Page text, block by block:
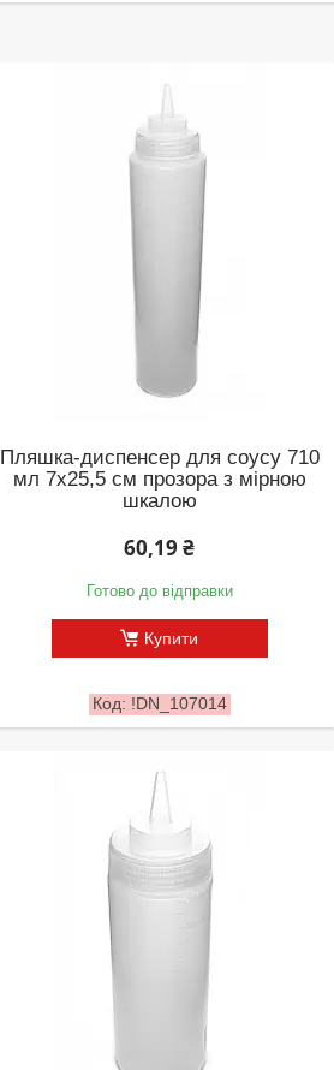
Пляшка-диспенсер для соусу 710
мл 7х25,5 см прозора з мірною
шкалою
60,19 ₴
Готово до відправки
Купити
!DN_107014